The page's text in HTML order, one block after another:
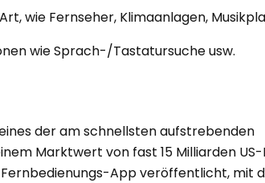
wie Fernseher, Klimaanlagen,
wie Sprach-/Tastatursuche usw.
der am schnellsten aufstrebenden
Marktwert von fast 15 Milliarden
App veröffentlicht, mit